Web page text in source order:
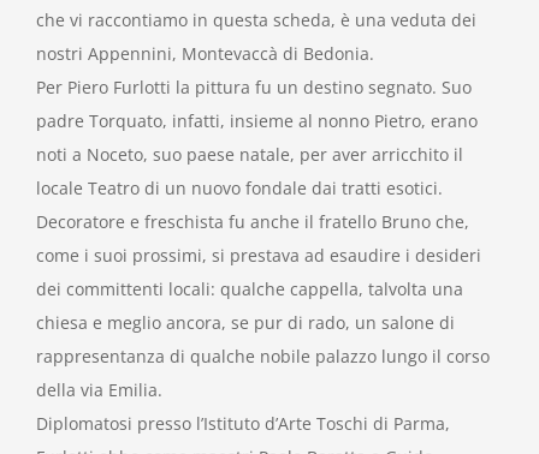
che vi raccontiamo in questa scheda, è una veduta dei
nostri Appennini, Montevaccà di Bedonia.
Per Piero Furlotti la pittura fu un destino segnato. Suo
padre Torquato, infatti, insieme al nonno Pietro, erano
noti a Noceto, suo paese natale, per aver arricchito il
locale Teatro di un nuovo fondale dai tratti esotici.
Decoratore e freschista fu anche il fratello Bruno che,
come i suoi prossimi, si prestava ad esaudire i desideri
dei committenti locali: qualche cappella, talvolta una
chiesa e meglio ancora, se pur di rado, un salone di
rappresentanza di qualche nobile palazzo lungo il corso
della via Emilia.
Diplomatosi presso l’Istituto d’Arte Toschi di Parma,